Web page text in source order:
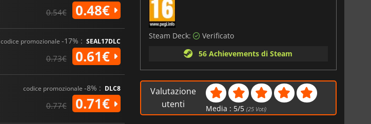
0.54€ 0.48€
codice promozionale -17% : SEAL17DLC
0.73€ 0.61€
codice promozionale -8% : DLC8
0.77€ 0.71€
Steam Deck:
Verificato
56 Achievements di Steam
Valutazione
utenti
Media : 5/5 (25 Voti)